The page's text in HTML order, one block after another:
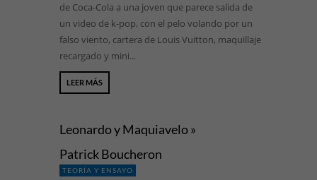
de Coca-Cola a una joven que parece salida de
un video de k-pop, con el pelo volando por un
falso viento, cartera de Louis Vuitton, maquillaje
recargado y mini...
LEER MÁS
Leonardo y Maquiavelo »
Patrick Boucheron
TEORÍA Y ENSAYO